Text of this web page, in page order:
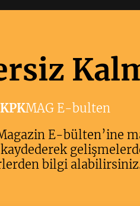
KPKMAG E-bulten
E-bülten’ine
bilgi